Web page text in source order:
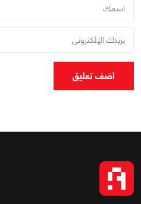
اضف تعليق